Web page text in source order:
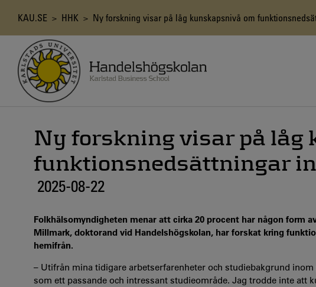
Länkstig
KAU.SE > HHK > Ny forskning visar på låg kunskapsnivå om
Ny forskning visar på låg
funktionsnedsättningar
2025-08-22
Folkhälsomyndigheten menar att cirka 20 procent har någon form
Millmark, doktorand vid Handelshögskolan, har forskat kring
hemifrån.
– Utifrån mina tidigare arbetserfarenheter och studiebakgrund
som ett passande och intressant studieområde. Jag trodde inte att